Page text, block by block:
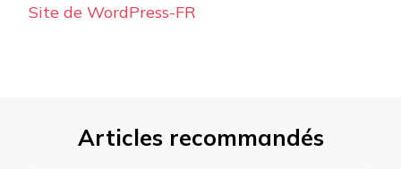
Site de WordPress-FR
Articles recommandés